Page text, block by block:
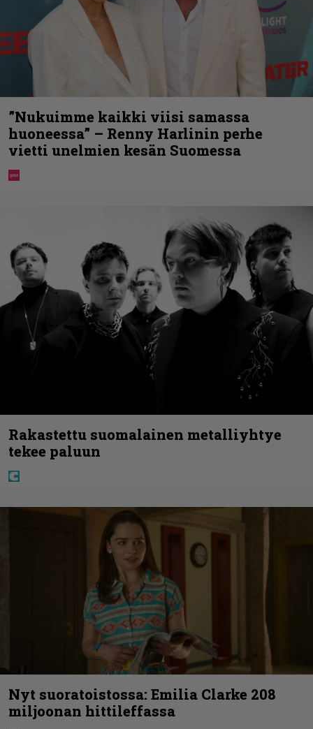
”Nukuimme kaikki viisi samassa
huoneessa” – Renny Harlinin perhe
vietti unelmien kesän Suomessa
Rakastettu suomalainen metalliyhtye
tekee paluun
Nyt suoratoistossa: Emilia Clarke 208
miljoonan hittileffassa